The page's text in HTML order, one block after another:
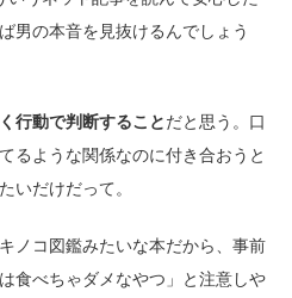
男の本音を見抜けるんでしょう
行動で判断すること だと思う。口
るような関係なのに付き合おうと
いだけだって。
ノコ図鑑みたいな本だから、事前
食べちゃダメなやつ」と注意しや